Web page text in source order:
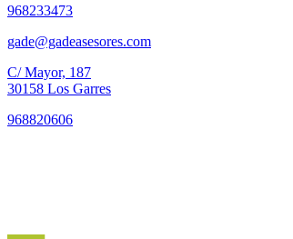
968233473
gade@gadeasesores.com
C/ Mayor, 187
30158 Los Garres
968820606